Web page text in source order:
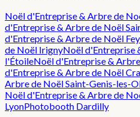
Noël d'Entreprise & Arbre de
d'Entreprise & Arbre de Noël
d'Entreprise & Arbre de Noël
de Noël IrignyNoël d'Entreprise
l'ÉtoileNoël d'Entreprise &
d'Entreprise & Arbre de Noël
Arbre de NoëlSaint-Genis-les-
Noël d'Entreprise & Arbre de
LyonPhotobooth Dardilly